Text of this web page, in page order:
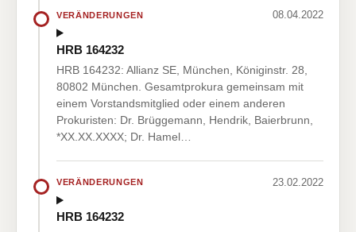
VERÄNDERUNGEN 08.04.2022
HRB 164232
HRB 164232: Allianz SE, München, Königinstr. 28,
80802 München. Gesamtprokura gemeinsam mit
einem Vorstandsmitglied oder einem anderen
Prokuristen: Dr. Brüggemann, Hendrik, Baierbrunn,
*XX.XX.XXXX; Dr. Hamel…
VERÄNDERUNGEN 23.02.2022
HRB 164232